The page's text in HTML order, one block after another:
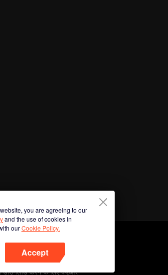
you are agreeing to our
and the use of cookies in
ourCookie Policy.
Accept
डाउनलोड करने के लिए क्यूआर